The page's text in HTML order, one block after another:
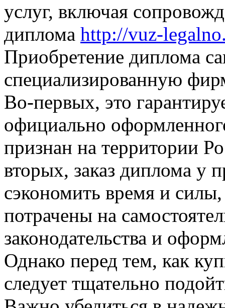
услуг, включая
диплома http://vuz-
Приобретение диплома
специализированную
Во-первых, это
официально
признан на территории
вторых, заказ диплома у
сэкономить время и
потрачены на
законодательства и
Однако перед тем, как
следует тщательно